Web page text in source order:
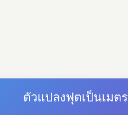
ตัวแปลงฟุตเป็นเมตร